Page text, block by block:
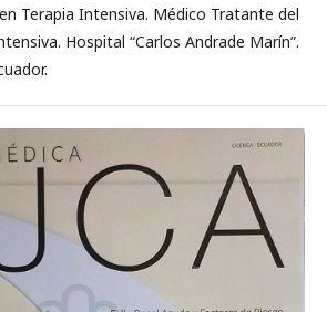
Terapia Intensiva. Médico Tratante del
Hospital “Carlos Andrade Marín”.